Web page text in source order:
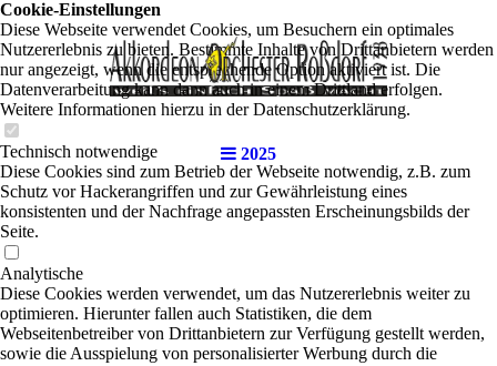
2025
Cookie-Einstellungen
Diese Webseite verwendet Cookies, um Besuchern ein optimales
Nutzererlebnis zu bieten. Bestimmte Inhalte von Drittanbietern werden
nur angezeigt, wenn die entsprechende Option aktiviert ist. Die
Datenverarbeitung kann dann auch in einem Drittland erfolgen.
Weitere Informationen hierzu in der Datenschutzerklärung.
Technisch notwendige
Diese Cookies sind zum Betrieb der Webseite notwendig, z.B. zum
Schutz vor Hackerangriffen und zur Gewährleistung eines
konsistenten und der Nachfrage angepassten Erscheinungsbilds der
Seite.
Analytische
Diese Cookies werden verwendet, um das Nutzererlebnis weiter zu
optimieren. Hierunter fallen auch Statistiken, die dem
Webseitenbetreiber von Drittanbietern zur Verfügung gestellt werden,
sowie die Ausspielung von personalisierter Werbung durch die